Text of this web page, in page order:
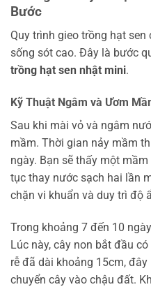
Bước
Quy trình gieo trồng hạt
sống sót cao. Đây là bước
trồng hạt sen nhật mini.
Kỹ Thuật Ngâm và Ươm
Sau khi mài vỏ và ngâm
mầm. Thời gian nảy mầm
ngày. Bạn sẽ thấy một
tục thay nước sạch hai lần
chặn vi khuẩn và duy trì độ
Trong khoảng 7 đến 10
Lúc này, cây non bắt đầu
rễ đã dài khoảng 15cm,
chuyển cây vào chậu đất.